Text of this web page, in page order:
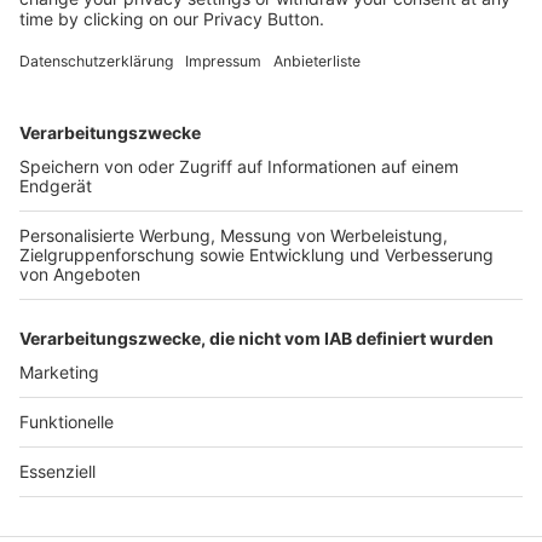
Kostenlose Rücksendung bis zu 14 Tage nach
Bestelleingang (innerhalb Deutschlands).
Versandkosten.
Der Bestellprozess ist mit Hilfe eines SSL-
SERVICE HOTLINE
SHOP SERVICE